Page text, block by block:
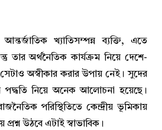
খ্যাতিসম্পন্ন ব্যক্তি, এতে
তার অর্থনৈতিক কার্যক্রম নিয়ে দেশে-
অস্বীকার করার উপায় নেই। সুদের
পদ্ধতি নিয়ে অনেক আলোচনা হয়েছে।
পরিস্থিতিতে কেন্দ্রীয় ভূমিকায়
উঠবে এটাই স্বাভাবিক।